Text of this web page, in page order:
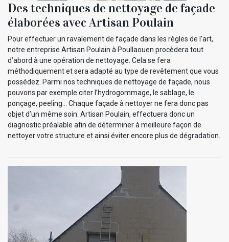
Des techniques de nettoyage de façade
élaborées avec Artisan Poulain
Pour effectuer un ravalement de façade dans les règles de l’art,
notre entreprise Artisan Poulain à Poullaouen procèdera tout
d’abord à une opération de nettoyage. Cela se fera
méthodiquement et sera adapté au type de revêtement que vous
possédez. Parmi nos techniques de nettoyage de façade, nous
pouvons par exemple citer l’hydrogommage, le sablage, le
ponçage, peeling… Chaque façade à nettoyer ne fera donc pas
objet d’un même soin. Artisan Poulain, effectuera donc un
diagnostic préalable afin de déterminer à meilleure façon de
nettoyer votre structure et ainsi éviter encore plus de dégradation.